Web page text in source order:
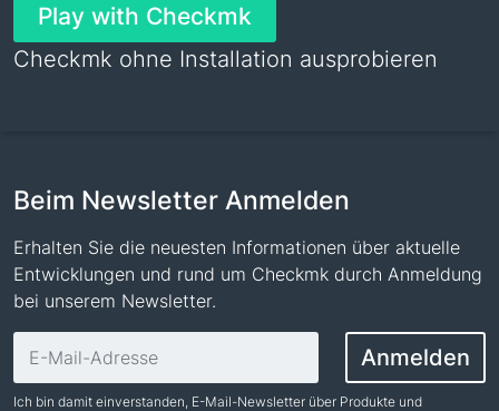
Play with Checkmk
Checkmk ohne Installation ausprobieren
Beim Newsletter Anmelden
Erhalten Sie die neuesten Informationen über aktuelle
Entwicklungen und rund um Checkmk durch Anmeldung
bei unserem Newsletter.
Anmelden
Ich bin damit einverstanden, E-Mail-Newsletter über Produkte und